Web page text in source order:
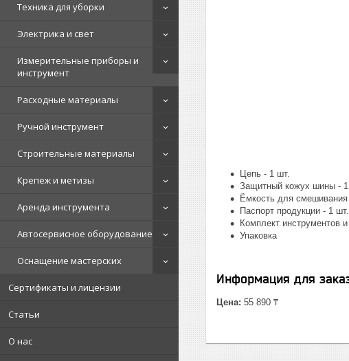
Техника для уборки
Электрика и свет
Измерительные приборы и
инструмент
Расходные материалы
Ручной инструмент
Строительные материалы
Крепеж и метизы
Аренда инструмента
Автосервисное оборудование
Оснащение мастерских
Сертификаты и лицензии
Статьи
О нас
Цепь - 1 шт.
Защитный кожух шины -
Ёмкость для
Паспорт продукции - 1 шт.
Комплект инструментов
Упаковка
Информация для
Цена: 55 890 ₸